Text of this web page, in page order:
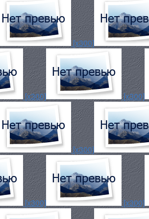
[x300]
[x300] [x300]
[x300]
[x300] [x300]